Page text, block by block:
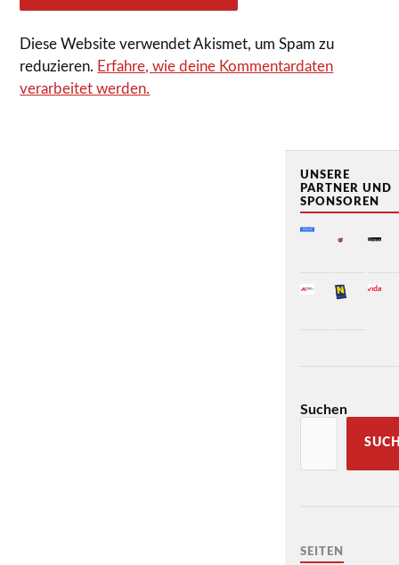
Diese Website verwendet Akismet, um Spam zu
reduzieren. Erfahre, wie deine Kommentardaten
verarbeitet werden.
UNSERE
PARTNER UND
SPONSOREN
Suchen
SEITEN